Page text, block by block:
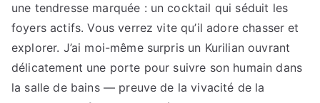
une tendresse marquée : un cocktail qui séduit les
foyers actifs. Vous verrez vite qu’il adore chasser et
explorer. J’ai moi-même surpris un Kurilian ouvrant
délicatement une porte pour suivre son humain dans
la salle de bains — preuve de la vivacité de la